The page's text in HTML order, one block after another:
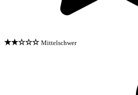
★★☆☆☆ Mittelschwer